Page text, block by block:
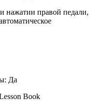
нажатии правой педали,
Да
Book